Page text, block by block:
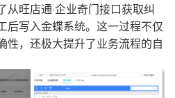
旺店通·企业奇门接口获取纠
后写入金蝶系统。这一过程不仅
性，还极大提升了业务流程的自